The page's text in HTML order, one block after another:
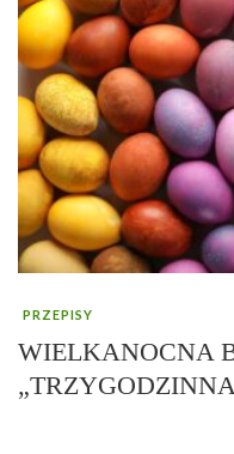
PRZEPISY
WIELKANOCNA